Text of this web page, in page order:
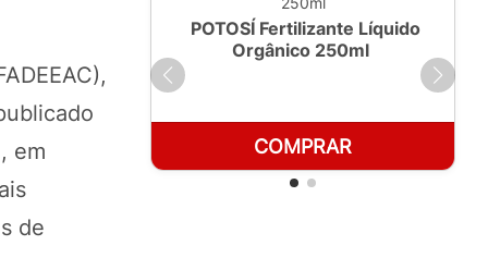
em
de
POTOSÍ Fertilizante Líquido
Orgânico 1 LT
COMPRAR